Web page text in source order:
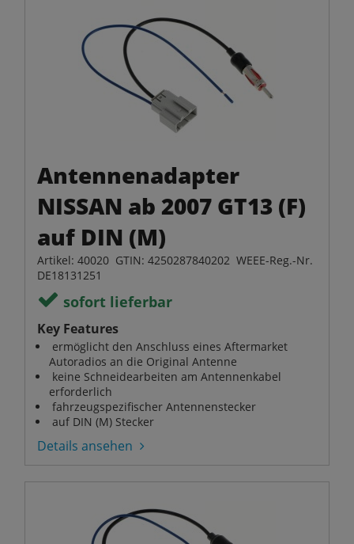
Antennenadapter
NISSAN ab 2007 GT13 (F)
auf DIN (M)
Artikel: 40020 GTIN: 4250287840202 WEEE-Reg.-Nr.
DE18131251
sofort lieferbar
Key Features
ermöglicht den Anschluss eines Aftermarket
Autoradios an die Original Antenne
keine Schneidearbeiten am Antennenkabel
erforderlich
fahrzeugspezifischer Antennenstecker
auf DIN (M) Stecker
Details ansehen